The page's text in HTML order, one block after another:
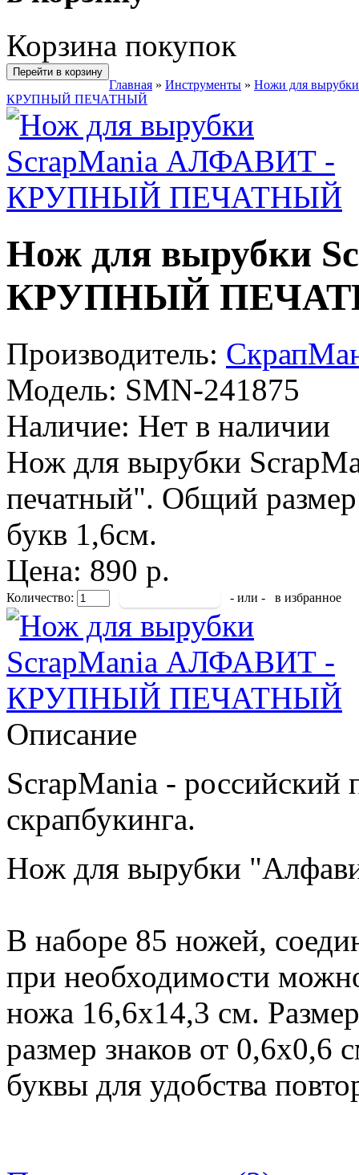
Корзина покупок
Перейти в корзину
Главная » Инструменты » Ножи для вырубки
КРУПНЫЙ ПЕЧАТНЫЙ
Нож для вырубки
КРУПНЫЙ
Производитель:
Модель: SMN-241875
Наличие: Нет в наличии
Нож для вырубки
печатный". Общий
букв 1,6см.
Цена: 890 р.
Количество: - или - в избранное
Описание
ScrapMania - российский
скрапбукинга.
Нож для вырубки
В наборе 85 ножей,
при необходимости
ножа 16,6х14,3 см.
размер знаков от
буквы для удобства